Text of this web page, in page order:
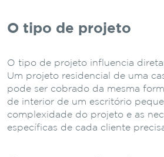
O tipo de projeto
O tipo de projeto influencia
Um projeto residencial de uma
pode ser cobrado da mesma
de interior de um escritório
complexidade do projeto e as
específicas de cada cliente